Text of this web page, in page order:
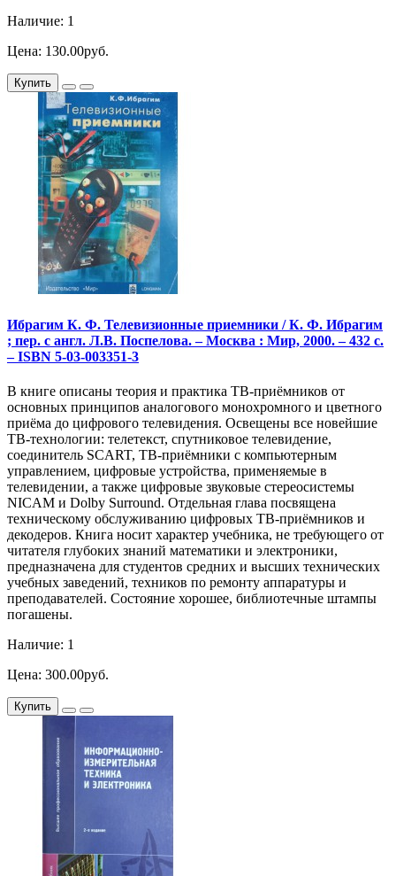
Наличие: 1
Цена: 130.00руб.
Купить
Ибрагим К. Ф. Телевизионные приемники / К. Ф. Ибрагим
; пер. с англ. Л.В. Поспелова. – Москва : Мир, 2000. – 432 с.
– ISBN 5-03-003351-3
В книге описаны теория и практика ТВ-приёмников от
основных принципов аналогового монохромного и цветного
приёма до цифрового телевидения. Освещены все новейшие
ТВ-технологии: телетекст, спутниковое телевидение,
соединитель SCART, ТВ-приёмники с компьютерным
управлением, цифровые устройства, применяемые в
телевидении, а также цифровые звуковые стереосистемы
NICAM и Dolby Surround. Отдельная глава посвящена
техническому обслуживанию цифровых ТВ-приёмников и
декодеров. Книга носит характер учебника, не требующего от
читателя глубоких знаний математики и электроники,
предназначена для студентов средних и высших технических
учебных заведений, техников по ремонту аппаратуры и
преподавателей. Состояние хорошее, библиотечные штампы
погашены.
Наличие: 1
Цена: 300.00руб.
Купить